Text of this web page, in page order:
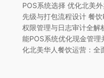
POS系统选择 优化北美
先级与打包流程设计 餐饮
权限管理与日志审计全解
能POS系统优化现金管
化北美华人餐饮运营：全